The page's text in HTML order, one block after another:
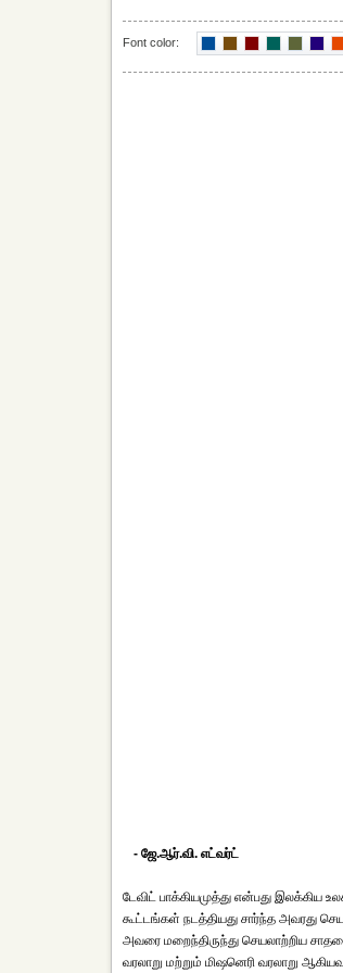
Font color:
- ஜே.ஆர்.வி. எட்வர்ட்
டேவிட் பாக்கியமுத்து என்பது இலக்கிய
கூட்டங்கள் நடத்தியது சார்ந்த அவரது
அவரை மறைந்திருந்து செயலாற்றிய
வரலாறு மற்றும் மிஷனெரி வரலாறு